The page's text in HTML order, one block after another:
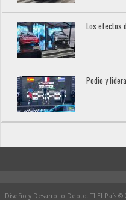
Los efectos
Podio y
Diseño y Desarrollo Depto. TI El País ©